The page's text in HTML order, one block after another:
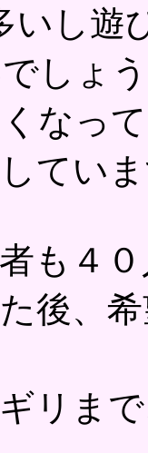
いし遊
しょ
なっ
てい
も４
後、
リま